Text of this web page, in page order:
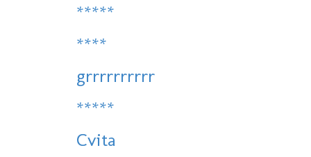
*****
****
grrrrrrrrrr
*****
Cvita